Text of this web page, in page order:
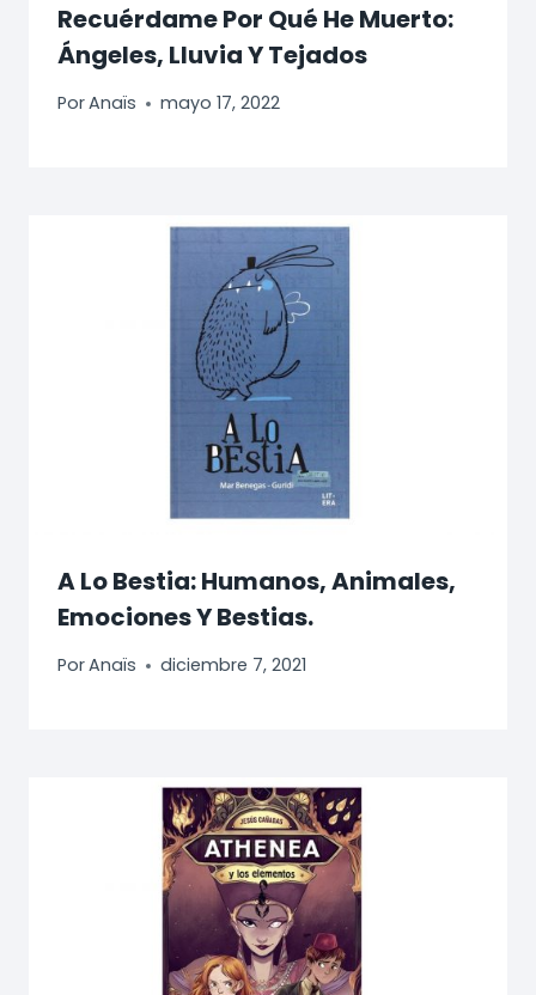
Recuérdame Por Qué He Muerto:
Ángeles, Lluvia Y Tejados
PorAnaïs mayo 17, 2022
A Lo Bestia: Humanos, Animales,
Emociones Y Bestias.
PorAnaïs diciembre 7, 2021